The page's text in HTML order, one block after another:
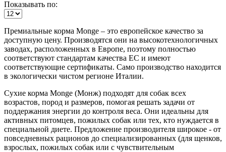
Показывать по:
Премиальные корма Monge – это европейское качество за
доступную цену. Производятся они на высокотехнологичных
заводах, расположенных в Европе, поэтому полностью
соответствуют стандартам качества ЕС и имеют
соответствующие сертификаты. Само производство находится
в экологически чистом регионе Италии.
Сухие корма Monge (Монж) подходят для собак всех
возрастов, пород и размеров, помогая решать задачи от
поддержания энергии до контроля веса. Они идеальны для
активных питомцев, пожилых собак или тех, кто нуждается в
специальной диете. Предложение производителя широкое - от
повседневных рационов до специализированных (для щенков,
взрослых, пожилых собак или с чувствительным